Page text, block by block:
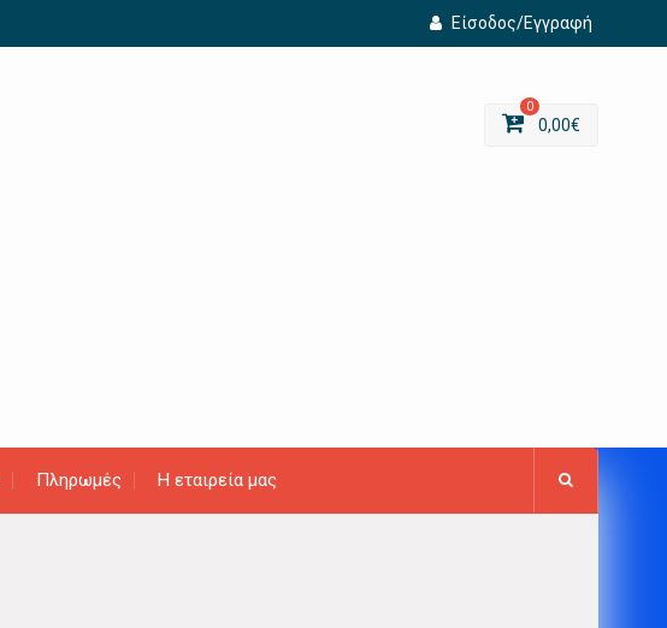
Είσοδος/Εγγραφή
0
0,00€
Πληρωμές Η εταιρεία μας